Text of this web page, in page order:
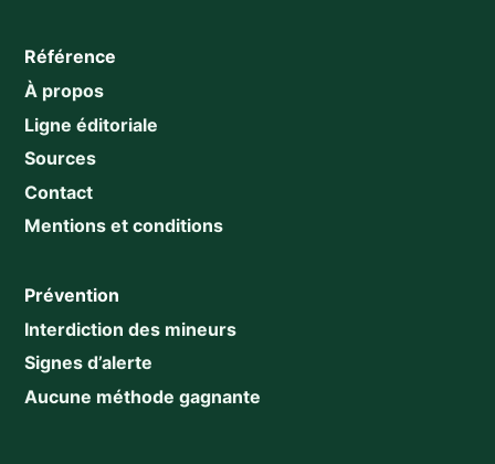
Référence
À propos
Ligne éditoriale
Sources
Contact
Mentions et conditions
Prévention
Interdiction des mineurs
Signes d’alerte
Aucune méthode gagnante